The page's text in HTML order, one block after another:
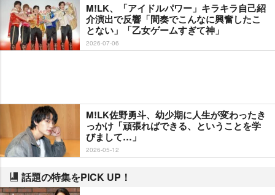
M!LK、「アイドルパワー」キラキラ自己紹
介演出で反響「間奏でこんなに興奮したこ
とない」「乙女ゲームすぎて神」
2026-07-06
M!LK佐野勇斗、幼少期に人生が変わったき
っかけ「頑張ればできる、ということを学
びまして…」
2026-05-12
話題の特集をPICK UP！